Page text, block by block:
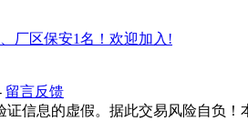
厂区保安1名！欢迎加入!
留言反馈
信息的虚假。据此交易风险自负！